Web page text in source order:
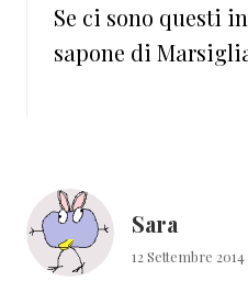
Se ci sono questi
sapone di
Sara
12 Settembre 2014